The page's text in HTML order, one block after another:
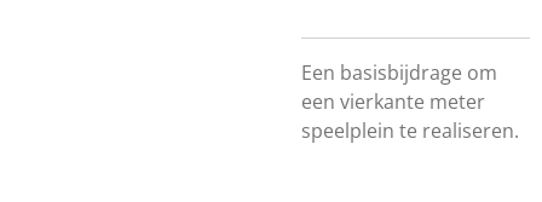
Een basisbijdrage om
een vierkante meter
speelplein te realiseren.